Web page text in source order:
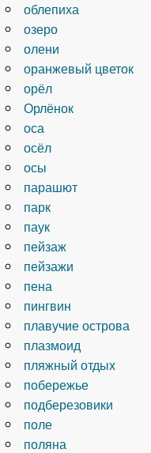
облепиха
озеро
олени
оранжевый цветок
орёл
Орлёнок
оса
осёл
осы
парашют
парк
паук
пейзаж
пейзажи
пена
пингвин
плавучие острова
плазмоид
пляжный отдых
побережье
подберезовики
поле
поляна